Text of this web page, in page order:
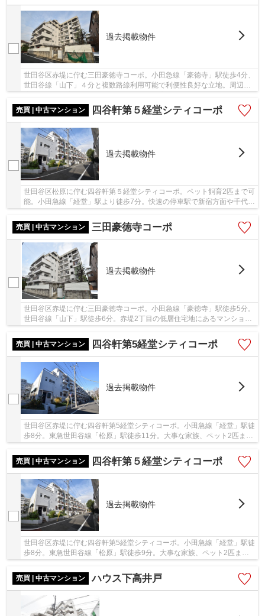
過去掲載物件
世田谷区赤堤に佇む三田豪徳寺コーポ。小田急線「豪徳寺」駅徒歩4分、
世田谷線「山下」４分と複数路線利用可能で利便性良好な立地。周辺環
売買 | 中古マンション
四谷軒第５経堂シティコーポ
過去掲載物件
世田谷区松原に佇む四谷軒第５経堂シティコーポ。ペット飼育2匹まで可
能。小田急線「経堂」駅より徒歩7分。快速の停車駅で新宿方面や千代田
売買 | 中古マンション
三田豪徳寺コーポ
過去掲載物件
世田谷区赤堤に佇む三田豪徳寺コーポ。小田急線「豪徳寺」駅徒歩5分。
世田谷線「山下」駅徒歩6分。赤堤2丁目の低層住宅地にあるマンショ
売買 | 中古マンション
四谷軒第5経堂シティコーポ
過去掲載物件
世田谷区赤堤に佇む四谷軒第5経堂シティコーポ。小田急線「経堂」駅徒
歩8分。東急世田谷線「松原」駅徒歩11分。大事な家族、ペット2匹まで
売買 | 中古マンション
四谷軒第５経堂シティコーポ
過去掲載物件
世田谷区赤堤に佇む四谷軒第5経堂シティコーポ。小田急線「経堂」駅徒
歩8分。東急世田谷線「松原」駅徒歩9分。大事な家族、ペット2匹まで
売買 | 中古マンション
ハウス下高井戸